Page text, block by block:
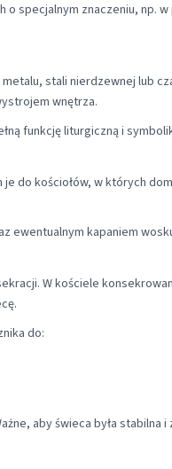
specjalnym znaczeniu, np.
stali nierdzewnej lub
wnętrza.
funkcję liturgiczną i
do kościołów, w których
ewentualnym kapaniem
W kościele
do:
aby świeca była stabilna i